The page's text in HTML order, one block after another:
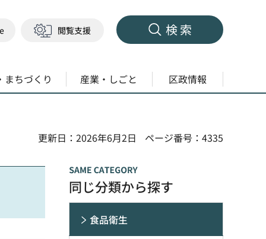
閲覧支援 検索
まちづくり 産業・しごと 区政情報
更新日：2026年6月2日
ページ番号：4335
同じ分類から探す
食品衛生